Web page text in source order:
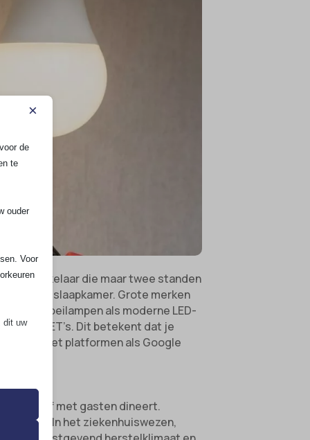
schakelaar die maar twee standen
of slaapkamer. Grote merken
gloeilampen als moderne LED-
MOSFET’s. Dit betekent dat je
met platformen als Google
of met gasten dineert.
In het ziekenhuiswezen,
×
de
te
ouder
Voor
dit uw
van